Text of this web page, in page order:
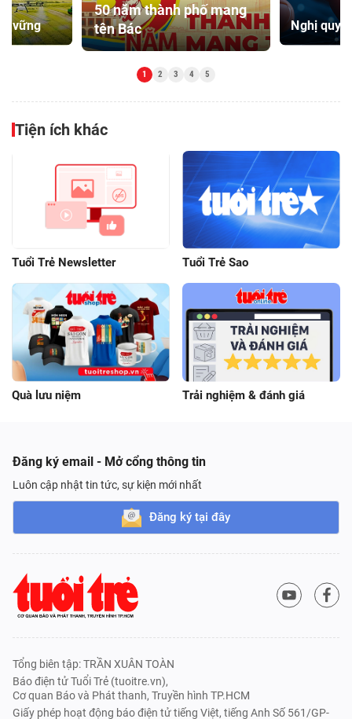
vững
50 năm thành phố mang
tên Bác
Nghị
Tiện ích khác
Tuổi Trẻ Newsletter Tuổi Trẻ Sao
Quà lưu niệm Trải nghiệm & đánh giá
Đăng ký email - Mở cổng thông tin
Luôn cập nhật tin tức, sự kiện mới nhất
Đăng ký tại đây
Tổng biên tập: TRẦN XUÂN TOÀN
Báo điện tử Tuổi Trẻ (tuoitre.vn),
Cơ quan Báo và Phát thanh, Truyền hình TP.HCM
Giấy phép hoạt động báo điện tử tiếng Việt, tiếng Anh Số 561/GP-